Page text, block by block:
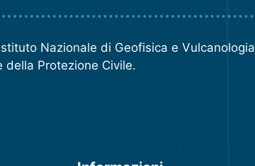
Nazionale di Geofisica e Vulcanologia
della Protezione Civile.